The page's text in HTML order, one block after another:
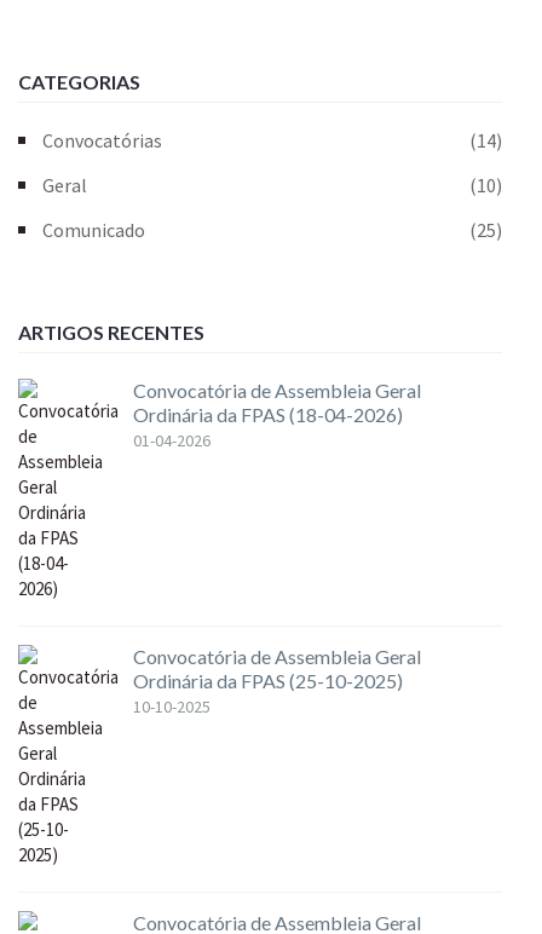
CATEGORIAS
Convocatórias
(14)
Geral
(10)
Comunicado
(25)
ARTIGOS RECENTES
Convocatória de Assembleia Geral
Ordinária da FPAS (18-04-2026)
01-04-2026
Convocatória de Assembleia Geral
Ordinária da FPAS (25-10-2025)
10-10-2025
Convocatória de Assembleia Geral